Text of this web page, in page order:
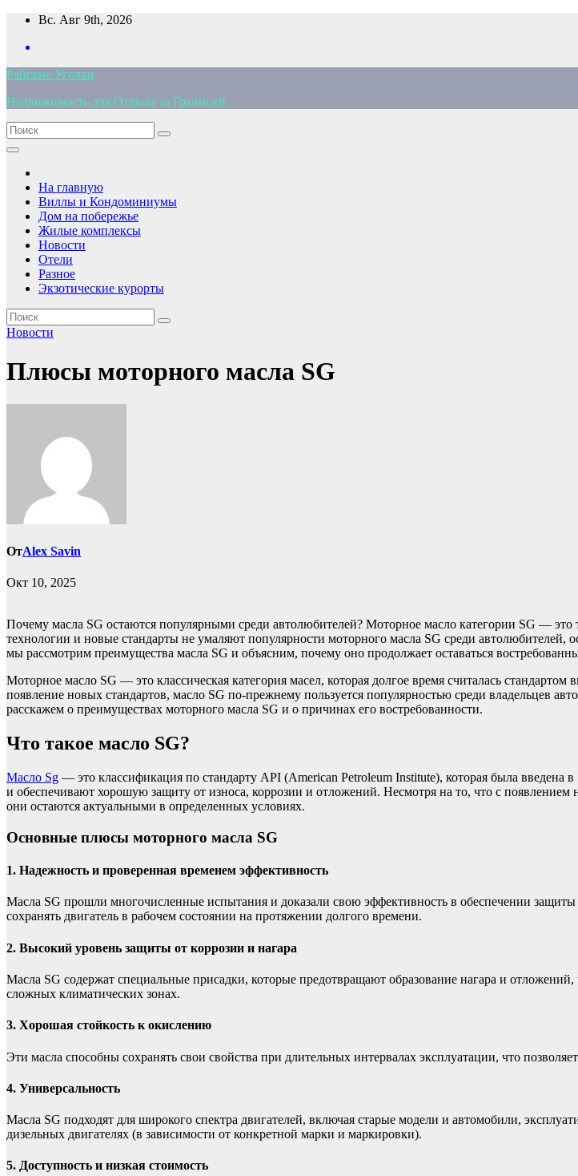
Перейти
содержимому
Вс. Авг 9th, 2026
Райские Уголки
Недвижимость для Отдыха за Границей
На главную
Виллы и Кондоминиумы
Дом на побережье
Жилые комплексы
Новости
Отели
Разное
Экзотические курорты
Новости
Плюсы моторного масла SG
ОтAlex Savin
Окт 10, 2025
Почему масла SG остаются популярными среди автолюбителей? Моторное масло категории SG —
технологии и новые стандарты не умаляют популярности моторного масла SG среди
мы рассмотрим преимущества масла SG и объясним, почему оно продолжает оставаться
Моторное масло SG — это классическая категория масел, которая долгое время считалась
появление новых стандартов, масло SG по-прежнему пользуется популярностью среди владельцев
расскажем о преимуществах моторного масла SG и о причинах его востребованности.
Что такое масло SG?
Масло Sg — это классификация по стандарту API (American Petroleum Institute), которая была введена
и обеспечивают хорошую защиту от износа, коррозии и отложений. Несмотря на то, что с
они остаются актуальными в определенных условиях.
Основные плюсы моторного масла SG
1. Надежность и проверенная временем эффективность
Масла SG прошли многочисленные испытания и доказали свою эффективность в обеспечении
сохранять двигатель в рабочем состоянии на протяжении долгого времени.
2. Высокий уровень защиты от коррозии и нагара
Масла SG содержат специальные присадки, которые предотвращают образование нагара и
сложных климатических зонах.
3. Хорошая стойкость к окислению
Эти масла способны сохранять свои свойства при длительных интервалах эксплуатации, что
4. Универсальность
Масла SG подходят для широкого спектра двигателей, включая старые модели и автомобили,
дизельных двигателях (в зависимости от конкретной марки и маркировки).
5. Доступность и низкая стоимость